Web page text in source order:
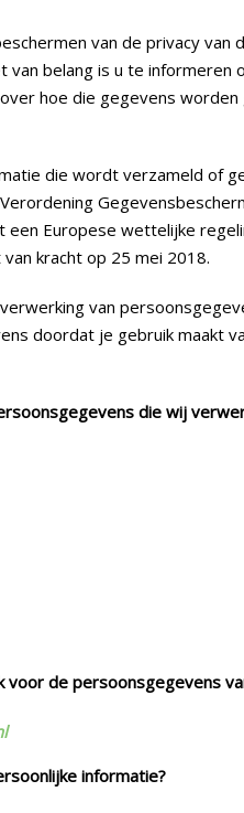
van de privacy
belang is u te
hoe die gegevens
die wordt verzameld of
een Europese wettelijke
kracht op 25 mei 2018.
van
doordat je gebruik maakt
die wij
voor de persoonsgegevens
informatie?